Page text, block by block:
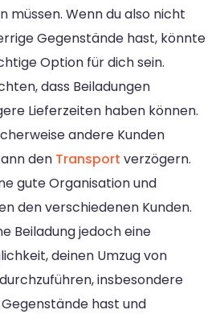
Wenn du also nicht
Gegenstände hast, könnte
Option für dich sein.
dass Beiladungen
Lieferzeiten haben können.
andere Kunden
den Transport verzögern.
gute Organisation und
den verschiedenen Kunden.
Beiladung jedoch eine
deinen Umzug von
insbesondere
hast und